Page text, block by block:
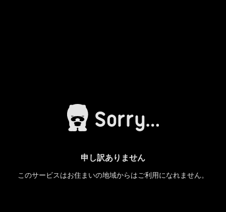
申し訳ありません
このサービスはお住まいの地域からはご利用になれません。